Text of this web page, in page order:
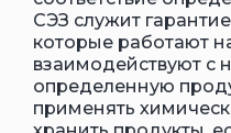
СЭЗ служит
которые работают
взаимодействуют с
определенную
применять